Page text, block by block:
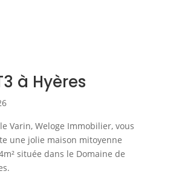
à Hyères
Varin, Weloge Immobilier, vous
une jolie maison mitoyenne
située dans le Domaine de